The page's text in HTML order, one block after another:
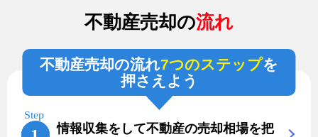
不動産売却の流れ
不動産売却の流れ7つのステップを
押さえよう
情報収集をして不動産の売却相場を把